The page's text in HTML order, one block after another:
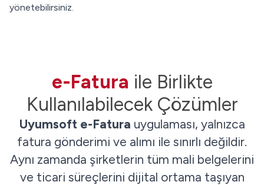
yönetebilirsiniz.
e-Fatura ile Birlikte
Kullanılabilecek Çözümler
Uyumsoft e-Fatura uygulaması, yalnızca
fatura gönderimi ve alımı ile sınırlı değildir.
Aynı zamanda şirketlerin tüm mali belgelerini
ve ticari süreçlerini dijital ortama taşıyan